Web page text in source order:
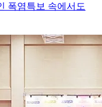
폭염특보 속에서도